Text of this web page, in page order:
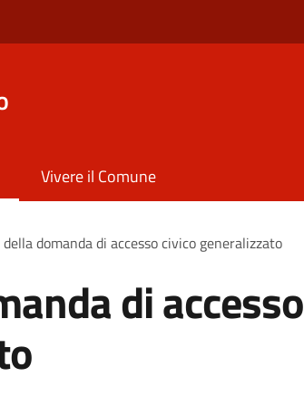
Vivere il Comune
della domanda di accesso civico generalizzato
di accesso